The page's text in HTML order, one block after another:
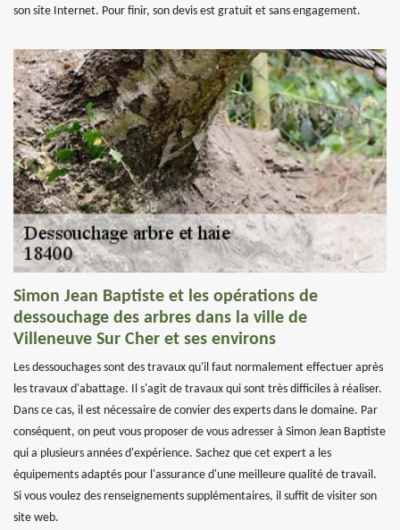
son site Internet. Pour finir, son devis est gratuit et sans engagement.
Simon Jean Baptiste et les opérations de
dessouchage des arbres dans la ville de
Villeneuve Sur Cher et ses environs
Les dessouchages sont des travaux qu'il faut normalement effectuer après
les travaux d'abattage. Il s'agit de travaux qui sont très difficiles à réaliser.
Dans ce cas, il est nécessaire de convier des experts dans le domaine. Par
conséquent, on peut vous proposer de vous adresser à Simon Jean Baptiste
qui a plusieurs années d'expérience. Sachez que cet expert a les
équipements adaptés pour l'assurance d'une meilleure qualité de travail.
Si vous voulez des renseignements supplémentaires, il suffit de visiter son
site web.